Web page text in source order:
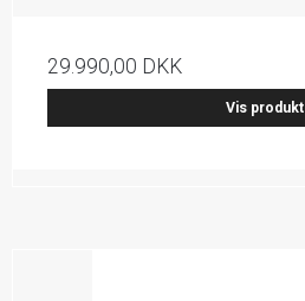
29.990,00 DKK
Vis produkt